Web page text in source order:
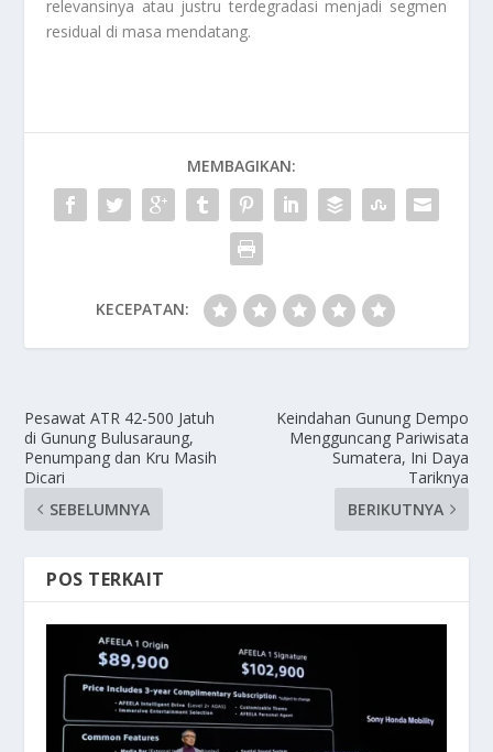
relevansinya atau justru terdegradasi menjadi segmen
residual di masa mendatang.
MEMBAGIKAN:
KECEPATAN:
Pesawat ATR 42-500 Jatuh
di Gunung Bulusaraung,
Penumpang dan Kru Masih
Dicari
SEBELUMNYA
Keindahan Gunung Dempo
Mengguncang Pariwisata
Sumatera, Ini Daya
Tariknya
BERIKUTNYA
POS TERKAIT